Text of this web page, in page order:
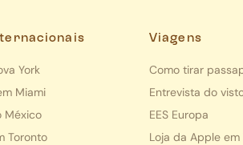
York
Miami
México
Toronto
Viagens
Como tirar
Entrevista do
EES Europa
Loja da Apple em